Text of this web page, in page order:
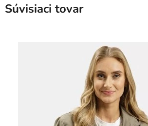
Súvisiaci tovar